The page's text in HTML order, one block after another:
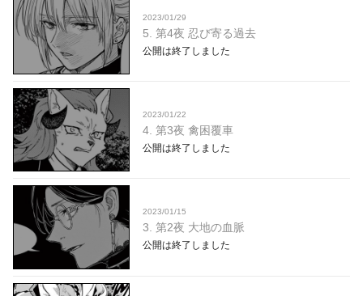
2023/01/29
5. 第4夜 忍び寄る過去
公開は終了しました
2023/01/22
4. 第3夜 禽困覆車
公開は終了しました
2023/01/15
3. 第2夜 大地の血脈
公開は終了しました